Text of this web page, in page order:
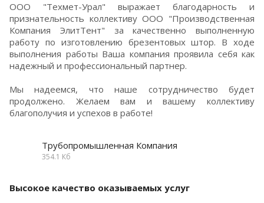
ООО "Техмет-Урал" выражает благодарность и
признательность коллективу ООО "Производственная
Компания ЭлитТент" за качественно выполненную
работу по изготовлению брезентовых штор. В ходе
выполнения работы Ваша компания проявила себя как
надежный и профессиональный партнер.
Мы надеемся, что наше сотрудничество будет
продолжено. Желаем вам и вашему коллективу
благополучия и успехов в работе!
Трубопромышленная Компания
354.1 Кб
Высокое качество оказываемых услуг